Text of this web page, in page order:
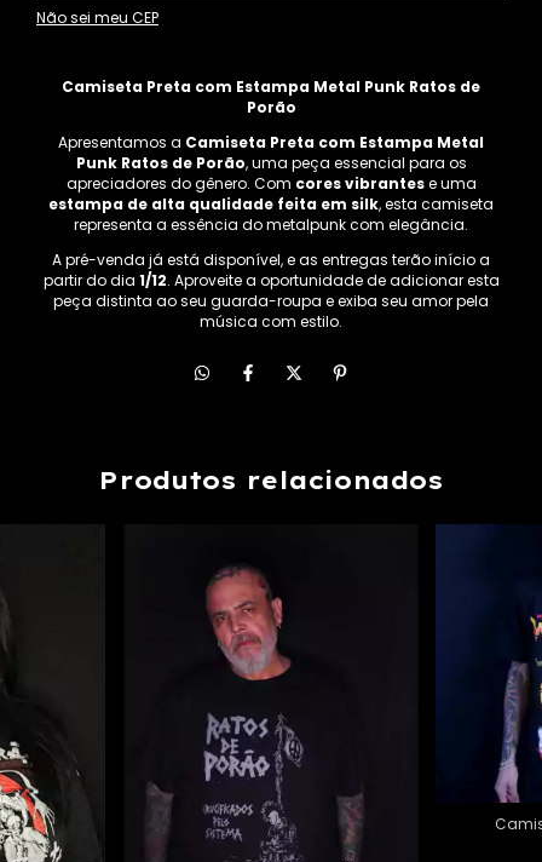
Não sei meu CEP
Camiseta Preta com Estampa Metal Punk Ratos de
Porão
Apresentamos a Camiseta Preta com Estampa Metal
Punk Ratos de Porão, uma peça essencial para os
apreciadores do gênero. Com cores vibrantese uma
estampa de alta qualidade feita em silk, esta camiseta
representa a essência do metalpunk com elegância.
A pré-venda já está disponível, e as entregas terão início a
partir do dia 1/12. Aproveite a oportunidade de adicionar esta
peça distinta ao seu guarda-roupa e exiba seu amor pela
música com estilo.
Produtos relacionados